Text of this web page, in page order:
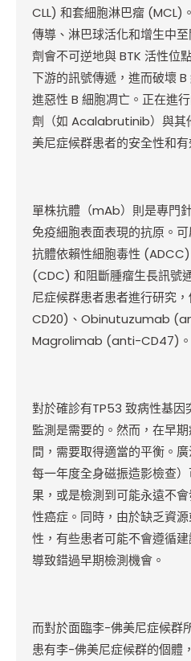
CLL) 和套細胞淋巴瘤 (MCL)
傳導、淋巴球活化和增生中
劑會不可逆地與 BTK 活性位
下游的訊號傳遞，進而破壞
進惡性 B 細胞凋亡。正在進
劑（如 Acalabrutinib）與其
美尼症候群患者的安全性和有
單株抗體（mAb）則是專門
免疫細胞表面表現的抗原。
抗體依賴性細胞毒性
(CDC) 和阻斷腫瘤生長訊號
尼症候群患者患者進行研究，
CD20) 、Obinutuzumab
Magrolimab (anti-CD47)。
對於確診有TP53 致病性基因
監測是需要的。然而，在早
間，需要取得適當的平衡 。
每一年度全身磁振造影檢查
果，或是檢測到可能永遠不
性癌症。同時，由於缺乏資
性，有些患者可能不會遵循
導致錯過早期檢測機會。
而對於面臨李-佛美尼症候群
患有李-佛美尼症候群的個體